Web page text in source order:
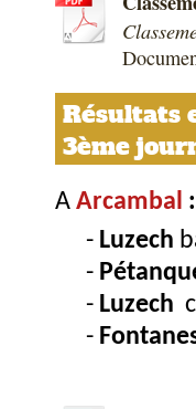
Résultats
3ème
A Arcambal :
Luzech
Luzech